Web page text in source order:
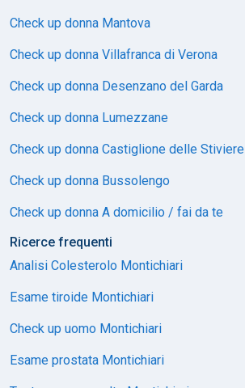
Check up donna Mantova
Check up donna Villafranca di Verona
Check up donna Desenzano del Garda
Check up donna Lumezzane
Check up donna Castiglione delle Stiviere
Check up donna Bussolengo
Check up donna A domicilio / fai da te
Ricerce frequenti
Analisi Colesterolo Montichiari
Esame tiroide Montichiari
Check up uomo Montichiari
Esame prostata Montichiari